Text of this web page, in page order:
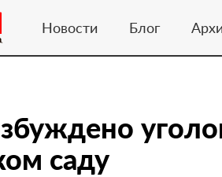
Новости Блог
саду